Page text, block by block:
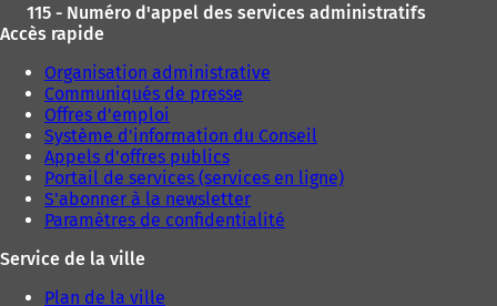
115 - Numéro d'appel des services administratifs
Accès rapide
Organisation administrative
Communiqués de presse
Offres d'emploi
Système d'information du Conseil
Appels d'offres publics
Portail de services (services en ligne)
S'abonner à la newsletter
Paramètres de confidentialité
Service de la ville
Plan de la ville